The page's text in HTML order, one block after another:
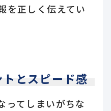
を正しく伝えてい
とスピード感
ってしまいがちな